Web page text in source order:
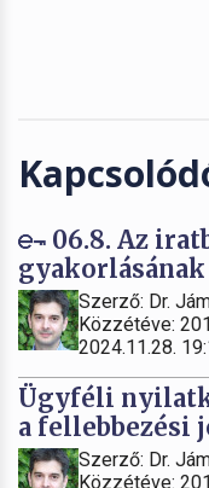
06.8. Az
Szerző: Dr.
Közzétéve:
2024.11.28.
Ügyféli
a fellebbezési
Szerző: Dr.
Közzétéve: